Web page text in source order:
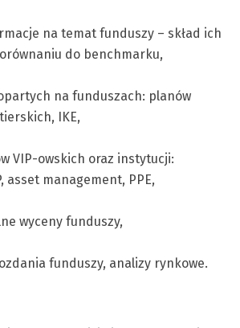
na temat funduszy – skład ich
do benchmarku,
na funduszach: planów
IKE,
VIP-owskich oraz instytucji:
asset management, PPE,
wyceny funduszy,
funduszy, analizy rynkowe.